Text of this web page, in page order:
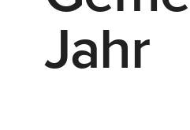
Jahr